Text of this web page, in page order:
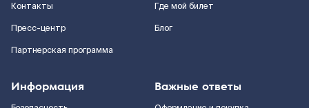
Контакты
Пресс-центр
Партнерская программа
Где мой билет
Блог
Информация Важные ответы